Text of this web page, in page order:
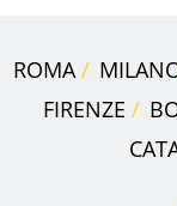
ROMA
FIRENZE